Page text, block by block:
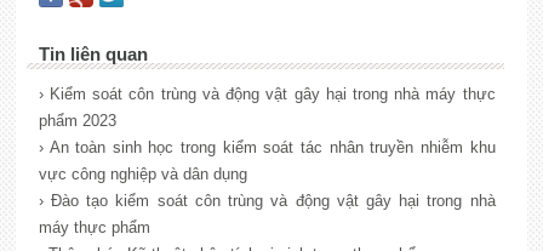
Tin liên quan
› Kiểm soát côn trùng và động vật gây hại trong nhà máy thực
phẩm 2023
› An toàn sinh học trong kiểm soát tác nhân truyền nhiễm khu
vực công nghiệp và dân dụng
› Đào tạo kiểm soát côn trùng và động vật gây hại trong nhà
máy thực phẩm